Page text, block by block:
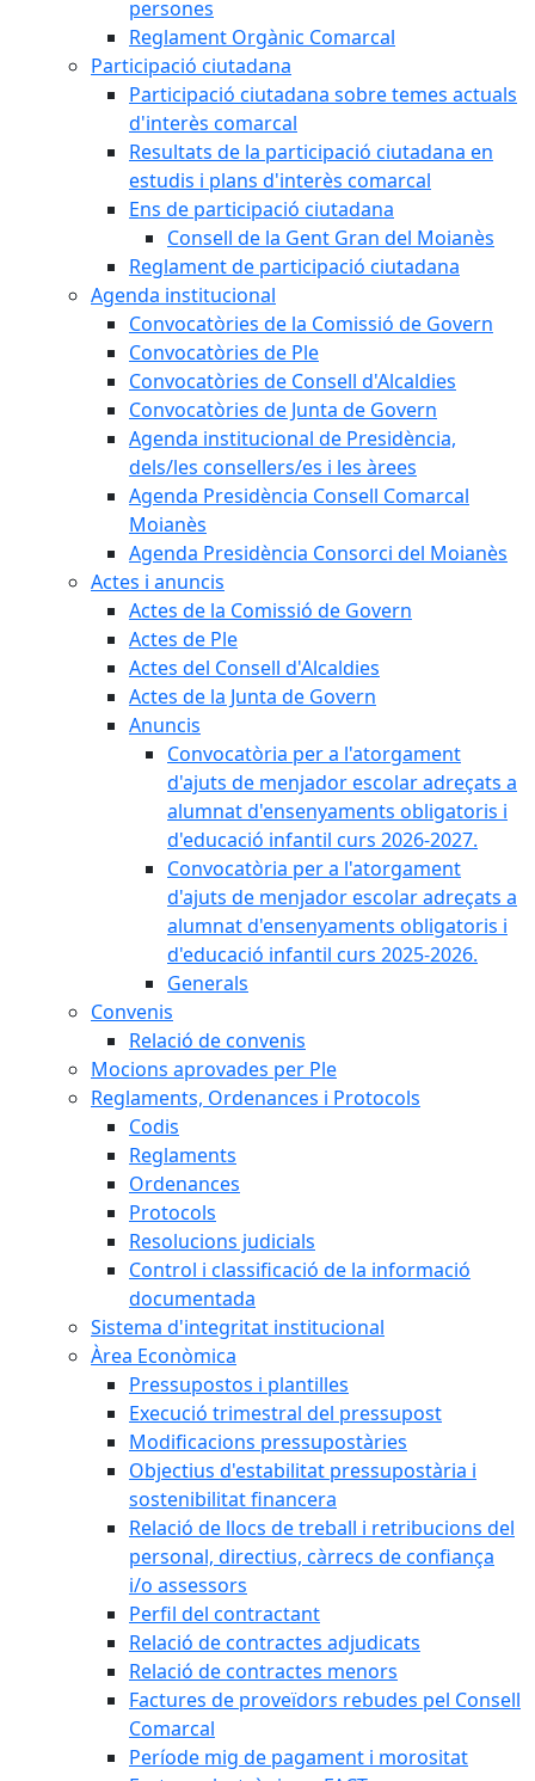
persones
Reglament Orgànic Comarcal
Participació ciutadana
Participació ciutadana sobre temes actuals
d'interès comarcal
Resultats de la participació ciutadana en
estudis i plans d'interès comarcal
Ens de participació ciutadana
Consell de la Gent Gran del Moianès
Reglament de participació ciutadana
Agenda institucional
Convocatòries de la Comissió de Govern
Convocatòries de Ple
Convocatòries de Consell d'Alcaldies
Convocatòries de Junta de Govern
Agenda institucional de Presidència,
dels/les consellers/es i les àrees
Agenda Presidència Consell Comarcal
Moianès
Agenda Presidència Consorci del Moianès
Actes i anuncis
Actes de la Comissió de Govern
Actes de Ple
Actes del Consell d'Alcaldies
Actes de la Junta de Govern
Anuncis
Convocatòria per a l'atorgament
d'ajuts de menjador escolar adreçats a
alumnat d'ensenyaments obligatoris i
d'educació infantil curs 2026-2027.
Convocatòria per a l'atorgament
d'ajuts de menjador escolar adreçats a
alumnat d'ensenyaments obligatoris i
d'educació infantil curs 2025-2026.
Generals
Convenis
Relació de convenis
Mocions aprovades per Ple
Reglaments, Ordenances i Protocols
Codis
Reglaments
Ordenances
Protocols
Resolucions judicials
Control i classificació de la informació
documentada
Sistema d'integritat institucional
Àrea Econòmica
Pressupostos i plantilles
Execució trimestral del pressupost
Modificacions pressupostàries
Objectius d'estabilitat pressupostària i
sostenibilitat financera
Relació de llocs de treball i retribucions del
personal, directius, càrrecs de confiança
i/o assessors
Perfil del contractant
Relació de contractes adjudicats
Relació de contractes menors
Factures de proveïdors rebudes pel Consell
Comarcal
Període mig de pagament i morositat